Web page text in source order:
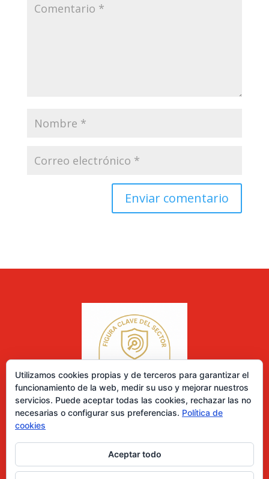
0 elementos
Utilizamos cookies propias y de terceros para garantizar el
funcionamiento de la web, medir su uso y mejorar nuestros
servicios. Puede aceptar todas las cookies, rechazar las no
necesarias o configurar sus preferencias. Política de
cookies
Aceptar todo